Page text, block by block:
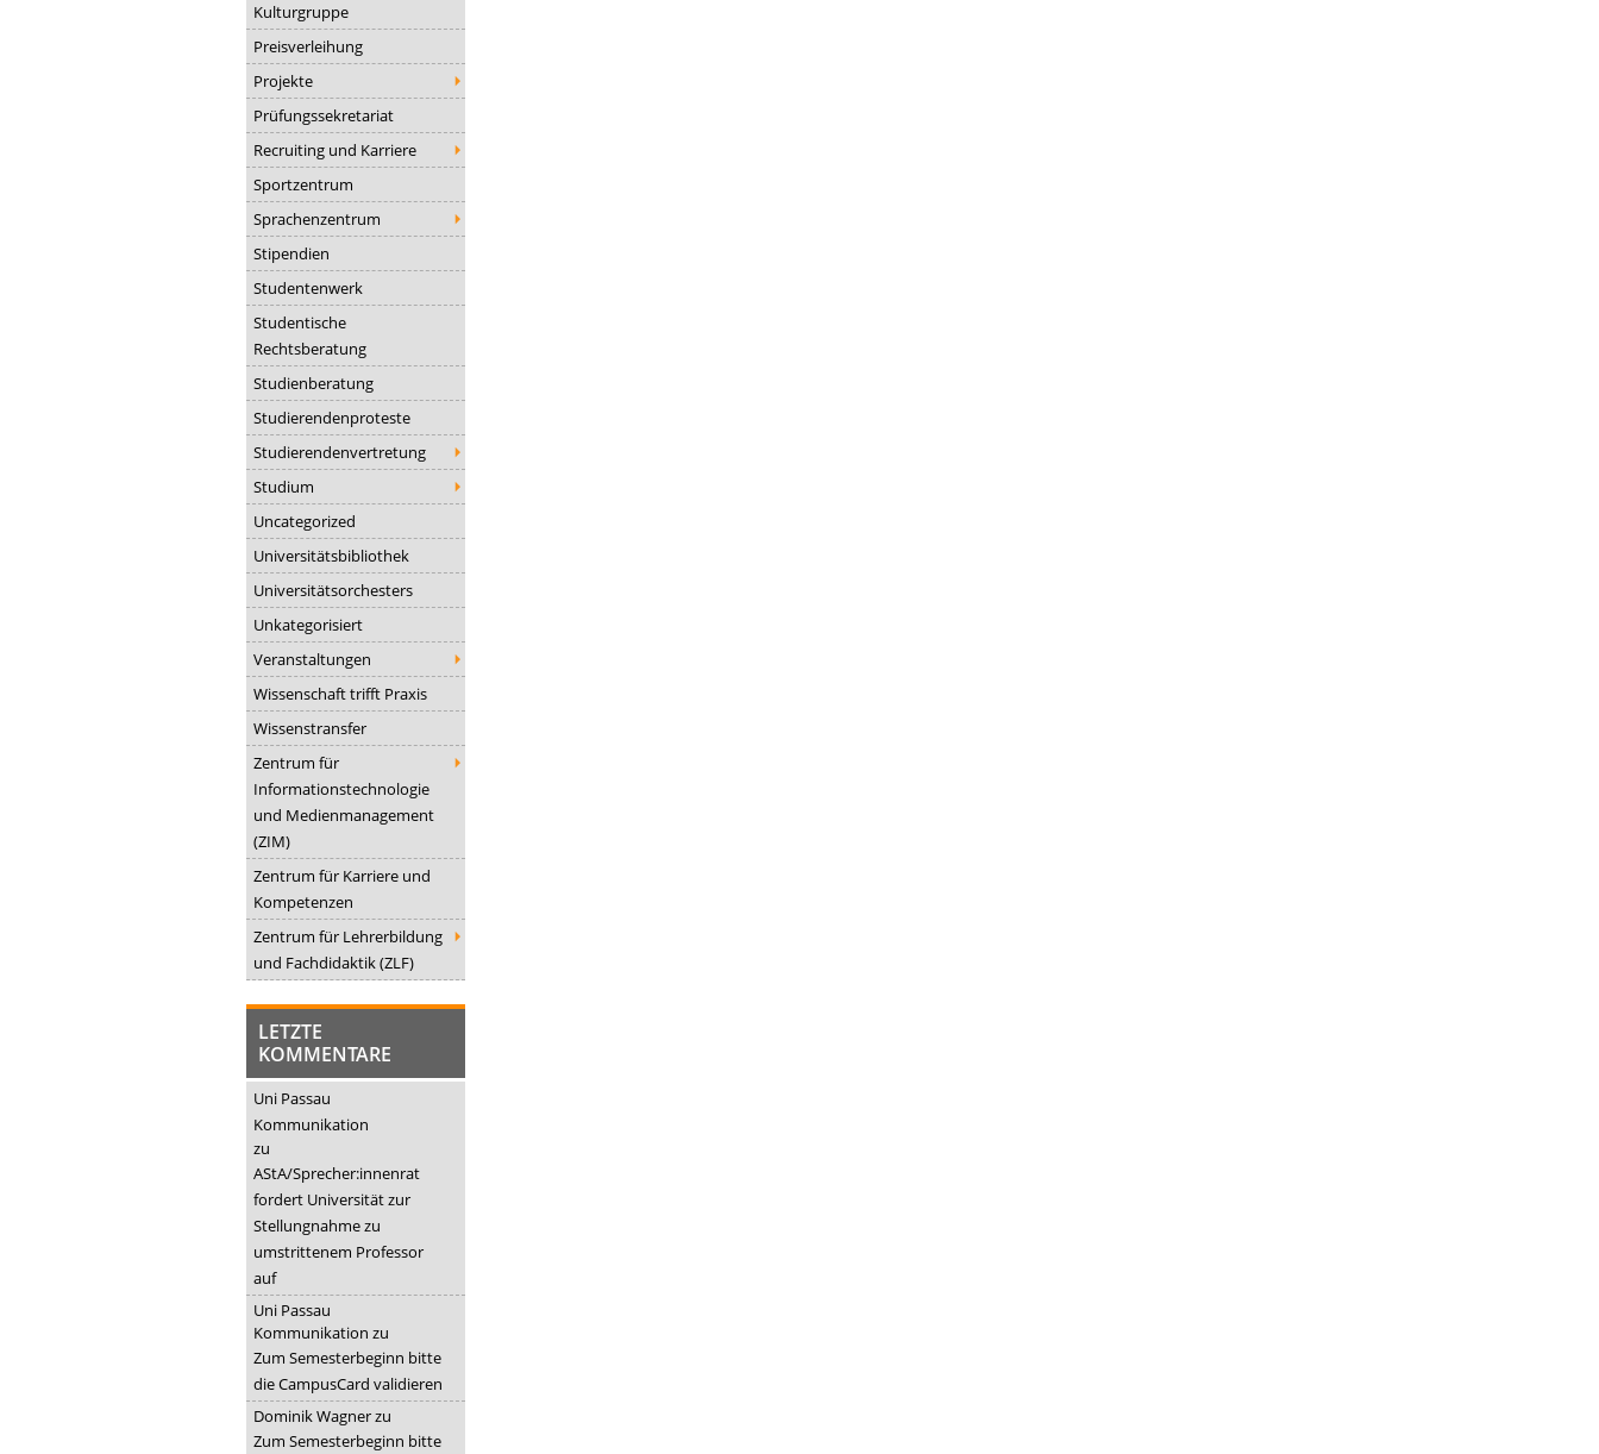
Kulturgruppe
Preisverleihung
Projekte
Prüfungssekretariat
Recruiting und Karriere
Sportzentrum
Sprachenzentrum
Stipendien
Studentenwerk
Studentische
Rechtsberatung
Studienberatung
Studierendenproteste
Studierendenvertretung
Studium
Uncategorized
Universitätsbibliothek
Universitätsorchesters
Unkategorisiert
Veranstaltungen
Wissenschaft trifft Praxis
Wissenstransfer
Zentrum für
Informationstechnologie
und Medienmanagement
(ZIM)
Zentrum für Karriere und
Kompetenzen
Zentrum für Lehrerbildung
und Fachdidaktik (ZLF)
LETZTE
KOMMENTARE
Uni Passau
Kommunikation
zu
AStA/Sprecher:innenrat
fordert Universität zur
Stellungnahme zu
umstrittenem Professor
auf
Uni Passau
Kommunikation zu
Zum Semesterbeginn bitte
die CampusCard validieren
Dominik Wagnerzu
Zum Semesterbeginn bitte